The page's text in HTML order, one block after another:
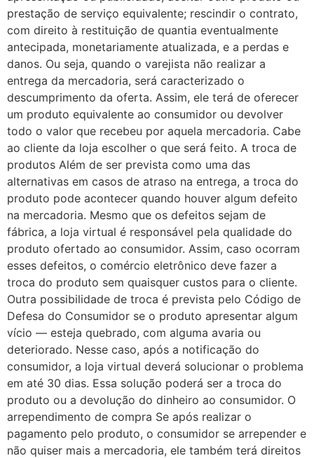
prestação de serviço equivalente; rescindir o contrato,
com direito à restituição de quantia eventualmente
antecipada, monetariamente atualizada, e a perdas e
danos. Ou seja, quando o varejista não realizar a
entrega da mercadoria, será caracterizado o
descumprimento da oferta. Assim, ele terá de oferecer
um produto equivalente ao consumidor ou devolver
todo o valor que recebeu por aquela mercadoria. Cabe
ao cliente da loja escolher o que será feito. A troca de
produtos Além de ser prevista como uma das
alternativas em casos de atraso na entrega, a troca do
produto pode acontecer quando houver algum defeito
na mercadoria. Mesmo que os defeitos sejam de
fábrica, a loja virtual é responsável pela qualidade do
produto ofertado ao consumidor. Assim, caso ocorram
esses defeitos, o comércio eletrônico deve fazer a
troca do produto sem quaisquer custos para o cliente.
Outra possibilidade de troca é prevista pelo Código de
Defesa do Consumidor se o produto apresentar algum
vício — esteja quebrado, com alguma avaria ou
deteriorado. Nesse caso, após a notificação do
consumidor, a loja virtual deverá solucionar o problema
em até 30 dias. Essa solução poderá ser a troca do
produto ou a devolução do dinheiro ao consumidor. O
arrependimento de compra Se após realizar o
pagamento pelo produto, o consumidor se arrepender e
não quiser mais a mercadoria, ele também terá direitos